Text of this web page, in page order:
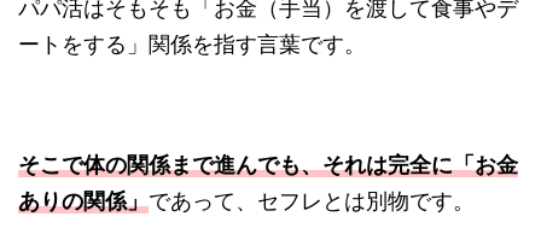
パパ活はそもそも「お金（手当）を渡して食事やデ
ートをする」関係を指す言葉です。
そこで体の関係まで進んでも、それは完全に「お金
ありの関係」であって、セフレとは別物です。